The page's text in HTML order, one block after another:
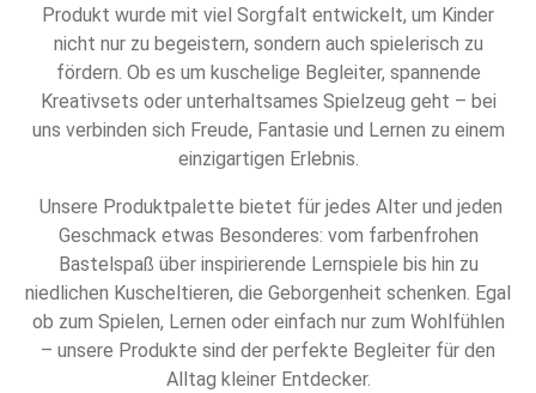
Produkt wurde mit viel Sorgfalt entwickelt, um Kinder
nicht nur zu begeistern, sondern auch spielerisch zu
fördern. Ob es um kuschelige Begleiter, spannende
Kreativsets oder unterhaltsames Spielzeug geht – bei
uns verbinden sich Freude, Fantasie und Lernen zu einem
einzigartigen Erlebnis.
Unsere Produktpalette bietet für jedes Alter und jeden
Geschmack etwas Besonderes: vom farbenfrohen
Bastelspaß über inspirierende Lernspiele bis hin zu
niedlichen Kuscheltieren, die Geborgenheit schenken. Egal
ob zum Spielen, Lernen oder einfach nur zum Wohlfühlen
– unsere Produkte sind der perfekte Begleiter für den
Alltag kleiner Entdecker.